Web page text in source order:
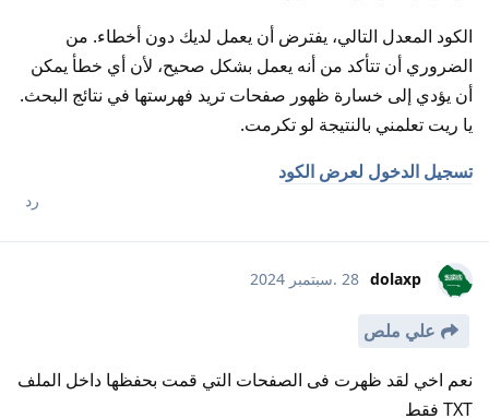
الكود المعدل التالي، يفترض أن يعمل لديك دون أخطاء. من
الضروري أن تتأكد من أنه يعمل بشكل صحيح، لأن أي خطأ يمكن
أن يؤدي إلى خسارة ظهور صفحات تريد فهرستها في نتائج البحث.
يا ريت تعلمني بالنتيجة لو تكرمت.
تسجيل الدخول لعرض الكود
رد
dolaxp 28 .سبتمبر 2024
علي ملص
نعم اخي لقد ظهرت فى الصفحات التي قمت بحفظها داخل الملف
TXT فقط